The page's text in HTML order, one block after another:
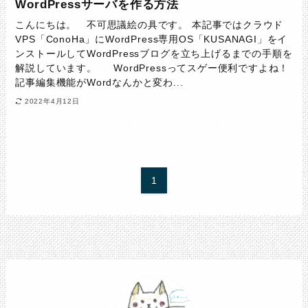
WordPressサーバを作る方法
こんにちは。 不可思議絵の具です。 本記事ではクラウド
VPS「ConoHa」にWordPress専用OS「KUSANAGI」をイ
ンストールしてWordPressブログを立ち上げるまでの手順を
解説しています。 WordPressってスゲー便利ですよね！
記事編集機能がWordなんかと変わ...
2022年4月12日
1